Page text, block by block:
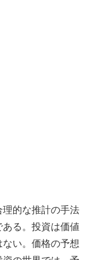
的な推計の手法
る。投資は価値
い。価格の予想